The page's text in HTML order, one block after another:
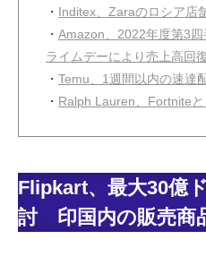
・ Inditex、Zaraのロシア店
・ Amazon、2022年度第3
ライムデーにより売上高回
・ Temu、1週間以内の速達
・ Ralph Lauren、Fortniteと
Flipkart、最大30億
討 印国内の販売商